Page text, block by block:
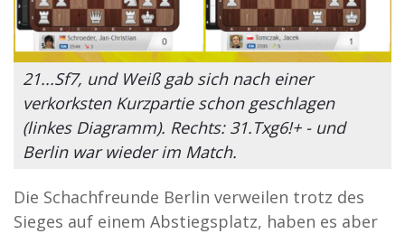
21...Sf7, und Weiß gab sich nach einer
verkorksten Kurzpartie schon geschlagen
(linkes Diagramm). Rechts: 31.Txg6!+ - und
Berlin war wieder im Match.
Die Schachfreunde Berlin verweilen trotz des
Sieges auf einem Abstiegsplatz, haben es aber